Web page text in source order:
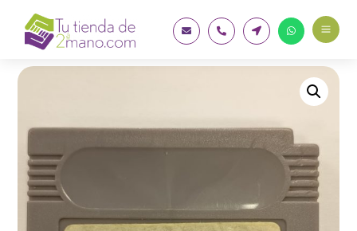
    a